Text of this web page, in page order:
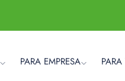
PARA EMPRESA